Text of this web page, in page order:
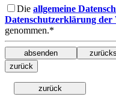
Die allgemeine
Datenschutzerklärung der
genommen.*